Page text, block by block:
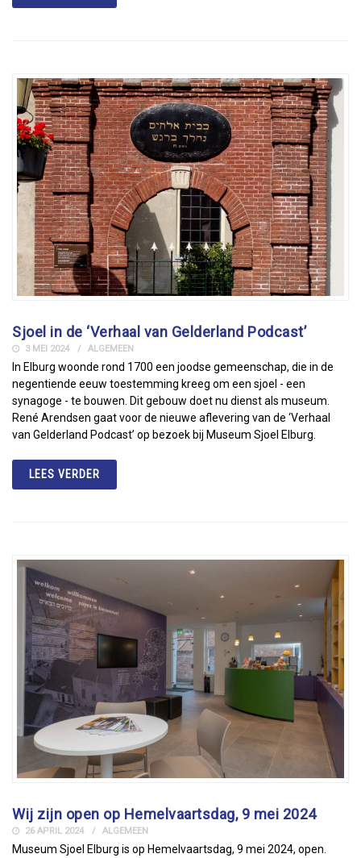
Sjoel in de ‘Verhaal van Gelderland Podcast’
3 MEI 2024 ALGEMEEN
In Elburg woonde rond 1700 een joodse gemeenschap, die in de
negentiende eeuw toestemming kreeg om een sjoel - een
synagoge - te bouwen. Dit gebouw doet nu dienst als museum.
René Arendsen gaat voor de nieuwe aflevering van de ‘Verhaal
van Gelderland Podcast’ op bezoek bij Museum Sjoel Elburg.
LEES VERDER
Wij zijn open op Hemelvaartsdag, 9 mei 2024
26 APRIL 2024 ALGEMEEN
Museum Sjoel Elburg is op Hemelvaartsdag, 9 mei 2024, open.